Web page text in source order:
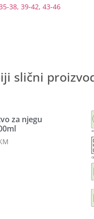
38, 39-42, 43-46
slični
za njegu